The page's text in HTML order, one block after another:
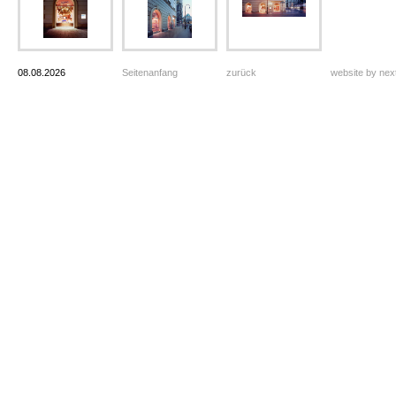
08.08.2026 Seitenanfang zurück website by